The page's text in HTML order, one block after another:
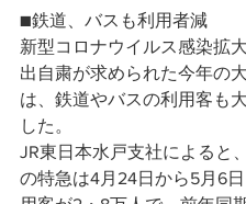
■鉄道、バスも利用者減
新型コロナウイルス感染拡
出自粛が求められた今年の
は、鉄道やバスの利用客も
した。
JR東日本水戸支社によると
の特急は4月24日から5月6日